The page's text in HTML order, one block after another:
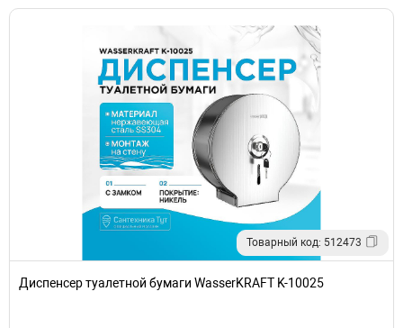
Товарный код: 512473
Диспенсер туалетной бумаги WasserKRAFT K-10025